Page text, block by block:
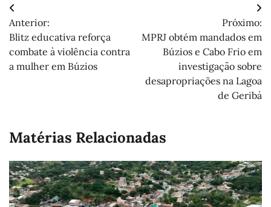
Navegação
de
Post
Anterior:
Blitz educativa reforça
combate à violência contra
a mulher em Búzios
Próximo:
MPRJ obtém mandados em
Búzios e Cabo Frio em
investigação sobre
desapropriações na Lagoa
de Geribá
Matérias Relacionadas